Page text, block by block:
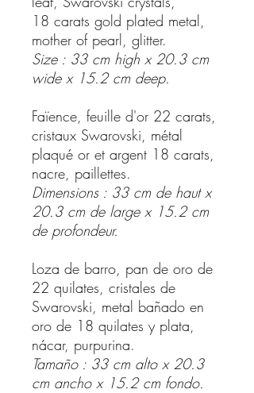
18 carats gold plated metal,
mother of pearl, glitter.
Size : 33 cm high x 20.3 cm
wide x 15.2 cm deep.
Faïence, feuille d'or 22 carats,
cristaux Swarovski, métal
plaqué or et argent 18 carats,
nacre, paillettes.
Dimensions : 33 cm de haut x
20.3 cm de large x 15.2 cm
de profondeur.
Loza de barro, pan de oro de
22 quilates, cristales de
Swarovski, metal bañado en
oro de 18 quilates y plata,
nácar, purpurina.
Tamaño : 33 cm alto x 20.3
cm ancho x 15.2 cm fondo.